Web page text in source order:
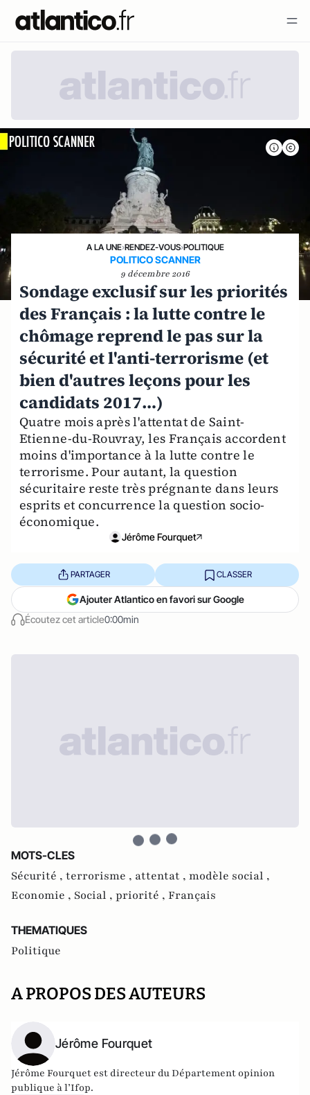
A LA UNE›RENDEZ-VOUS›POLITIQUE
POLITICO SCANNER
9 décembre 2016
Sondage exclusif sur les priorités
des Français : la lutte contre le
chômage reprend le pas sur la
sécurité et l'anti-terrorisme (et
bien d'autres leçons pour les
candidats 2017…)
Quatre mois après l'attentat de Saint-
Etienne-du-Rouvray, les Français accordent
moins d'importance à la lutte contre le
terrorisme. Pour autant, la question
sécuritaire reste très prégnante dans leurs
esprits et concurrence la question socio-
économique.
Jérôme Fourquet
Écoutez cet article0:00min
PARTAGER CLASSER
Ajouter Atlantico en favori sur Google
MOTS-CLES
Sécurité , terrorisme , attentat , modèle social ,
Economie , Social , priorité , Français
THEMATIQUES
Politique
A PROPOS DES AUTEURS
Jérôme Fourquet
Jérôme Fourquet est directeur du Département opinion
publique à l’Ifop.